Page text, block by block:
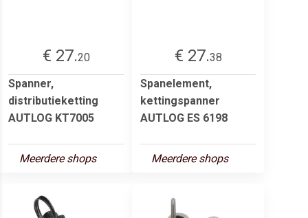
€ 27.20
Spanner,
distributieketting
AUTLOG KT7005
Meerdere shops
€ 27.38
Spanelement,
kettingspanner
AUTLOG ES 6198
Meerdere shops